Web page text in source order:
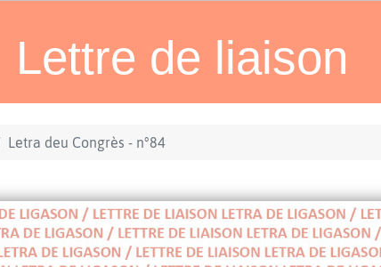
Lettre de liaison
Letra deu Congrès - n°84